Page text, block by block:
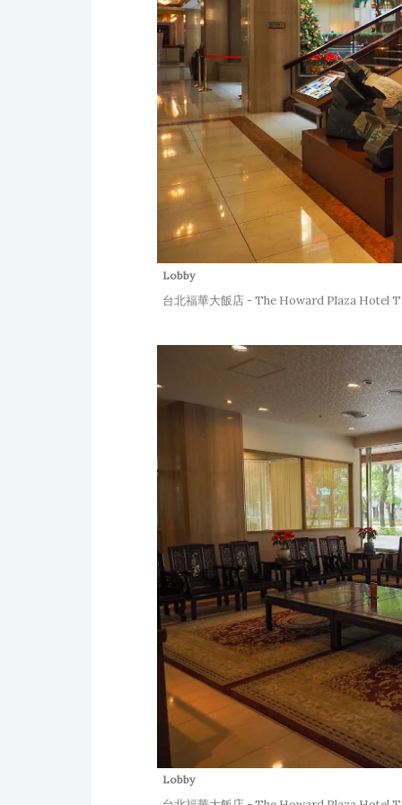
Lobby
台北福華大飯店 - The Howard Plaza Hotel
Lobby